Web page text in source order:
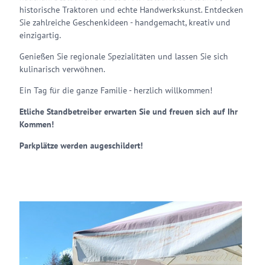
historische Traktoren und echte Handwerkskunst. Entdecken
Sie zahlreiche Geschenkideen - handgemacht, kreativ und
einzigartig.
Genießen Sie regionale Spezialitäten und lassen Sie sich
kulinarisch verwöhnen.
Ein Tag für die ganze Familie - herzlich willkommen!
Etliche Standbetreiber erwarten Sie und freuen sich auf Ihr
Kommen!
Parkplätze werden augeschildert!